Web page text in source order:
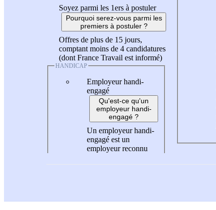
Soyez parmi les 1ers à postuler
Pourquoi serez-vous parmi les
premiers à postuler ?
Offres de plus de 15 jours,
comptant moins de 4 candidatures
(dont France Travail est informé)
HANDICAP
Employeur handi-
engagé
Qu'est-ce qu'un
employeur handi-
engagé ?
Un employeur handi-
engagé est un
employeur reconnu